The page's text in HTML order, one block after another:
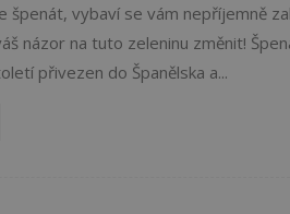
špenát, vybaví se vám nepříjemně
názor na tuto zeleninu změnit!
přivezen do Španělska a...